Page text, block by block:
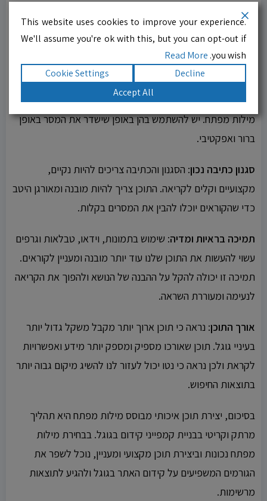
ואיכותי. ככל שהתוכן יהיה מקורי יותר, ייחודי ועשיר במידע, כך
הוא יתן לקוראים ערך מוסף ויהיה יותר משתלם עבורם לקרוא
אותו.
שימוש נכון במילות מפתח: המילות מפתח הן הלב של התוכן.
חשוב להשתמש בהן בצורה טבעית ולא להפוך את הטקסט ללסת
מילות מפתח. יש להשתמש בהן באופן שישדר את המסר באופן
ברור ואפקטיבי.
סגנון כתיבה נכון: הסגנון והכתיבה צריכים להיות נקיים,
מקצועיים וקלים לקריאה. התוכן צריך להיות מובנה ומאורגן היטב
כדי שהקוראים יוכלו להבין את המסרים בקלות.
תמיכה בראיות ומדיה: שימוש בתמונות, וידאו, טבלאות וגרפים
עשוי להעשות את התוכן שלנו עוד יותר מובנה ומעניין לקוראים.
תמיכה זו יכולה להקל על ההבנה של הנושא ולהפוך את הקריאה
לנעימה ומעוררת השראה.
אורך התוכן: נראה כי תוכן ארוך יותר מקבל משקל גדול יותר
בעיניי גוגל. תוכן שאורכו מספיק ומספק יותר מידע ואפשרויות
לקראת ולכן נראה כי נטו יכול לעזור לנו להשיג מיקום גבוה יותר
בתוצאות החיפוש.
בסיכום, יצירת תוכן איכותי מבוסס מילות מפתח היא תהליך
מרתק וקריטי בבניית קמפייני קידום בגוגל. בבחירת מילות
מפתח נכונות וביצירת תוכן מקצועי ומעניין, נוכל לשפר את
הגורמים המשפיעים על קידום האתר בגוגל ולהגיע לתוצאות
מרשימות.
This website uses cookies to improve your experience.
We'll assume you're ok with this, but you can opt-out if
you wish.
Read More
Decline
Cookie Settings
Accept All